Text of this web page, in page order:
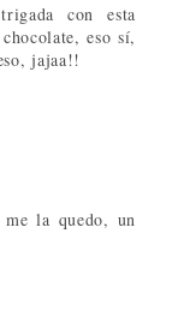
con esta
eso sí,
jajaa!!
la quedo, un